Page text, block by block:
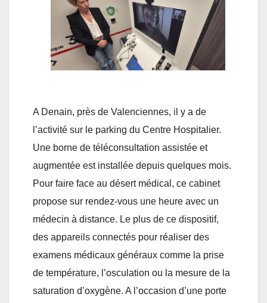
A Denain, près de Valenciennes, il y a de
l’activité sur le parking du Centre Hospitalier.
Une borne de téléconsultation assistée et
augmentée est installée depuis quelques mois.
Pour faire face au désert médical, ce cabinet
propose sur rendez-vous une heure avec un
médecin à distance. Le plus de ce dispositif,
des appareils connectés pour réaliser des
examens médicaux généraux comme la prise
de température, l’osculation ou la mesure de la
saturation d’oxygène. A l’occasion d’une porte